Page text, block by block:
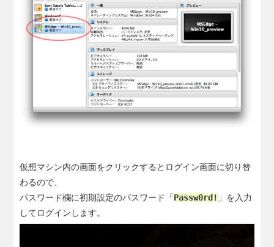
仮想マシン内の画面をクリックするとログイン画面に切り替
わるので、
パスワード欄に初期設定のパスワード「Passw0rd! 」を入力
してログインします。